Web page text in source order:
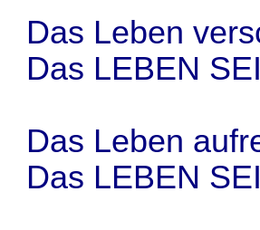
Das Leben
Das LEBEN
Das Leben
Das LEBEN